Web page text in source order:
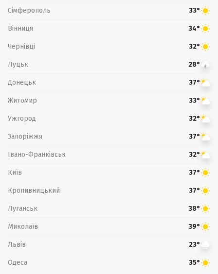
Сімферополь 33°
Вінниця 34°
Чернівці 32°
Луцьк 28°
Донецьк 37°
Житомир 33°
Ужгород 32°
Запоріжжя 37°
Івано-Франківськ 32°
Київ 37°
Кропивницький 37°
Луганськ 38°
Миколаїв 39°
Львів 23°
Одеса 35°